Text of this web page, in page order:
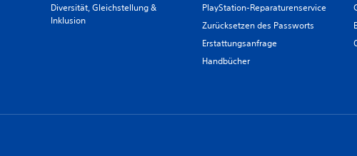
Diversität, Gleichstellung &
Inklusion
PlayStation-Reparaturenservice
Zurücksetzen des Passworts
Erstattungsanfrage
Handbücher